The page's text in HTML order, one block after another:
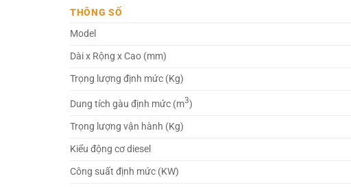
THÔNG SỐ
Model
Dài x Rộng x Cao (mm)
Trọng lượng định mức (Kg)
Dung tích gàu định mức (m3)
Trọng lượng vận hành (Kg)
Kiểu động cơ diesel
Công suất định mức (KW)